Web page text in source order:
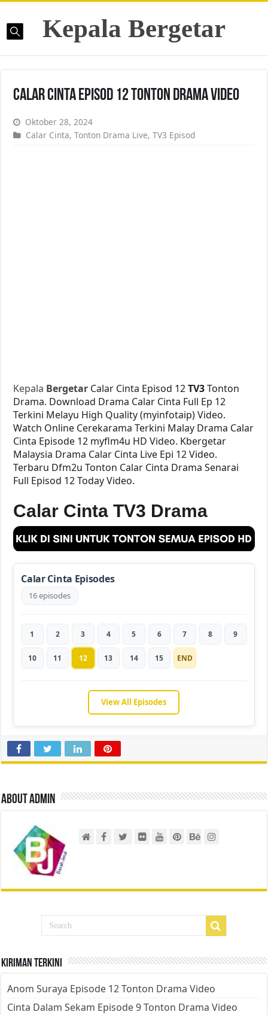
Kepala Bergetar
Calar Cinta Episod 12 Tonton Drama Video
Oktober 28, 2024
Calar Cinta,Tonton Drama Live,TV3 Episod
Kepala Bergetar Calar Cinta Episod 12TV3Tonton
Drama. Download Drama Calar Cinta Full Ep 12
Terkini Melayu High Quality (myinfotaip) Video.
Watch Online Cerekarama Terkini Malay Drama Calar
Cinta Episode 12 myflm4u HD Video. Kbergetar
Malaysia Drama Calar Cinta Live Epi 12 Video.
Terbaru Dfm2u Tonton Calar Cinta Drama Senarai
Full Episod 12 Today Video.
Calar Cinta TV3 Drama
Calar Cinta Episodes
16 episodes
1 2 3 4 5 6 7 8 9
10 11 12 13 14 15 END
View All Episodes
About admin
Kiriman Terkini
Anom Suraya Episode 12 Tonton Drama Video
Cinta Dalam Sekam Episode 9 Tonton Drama Video